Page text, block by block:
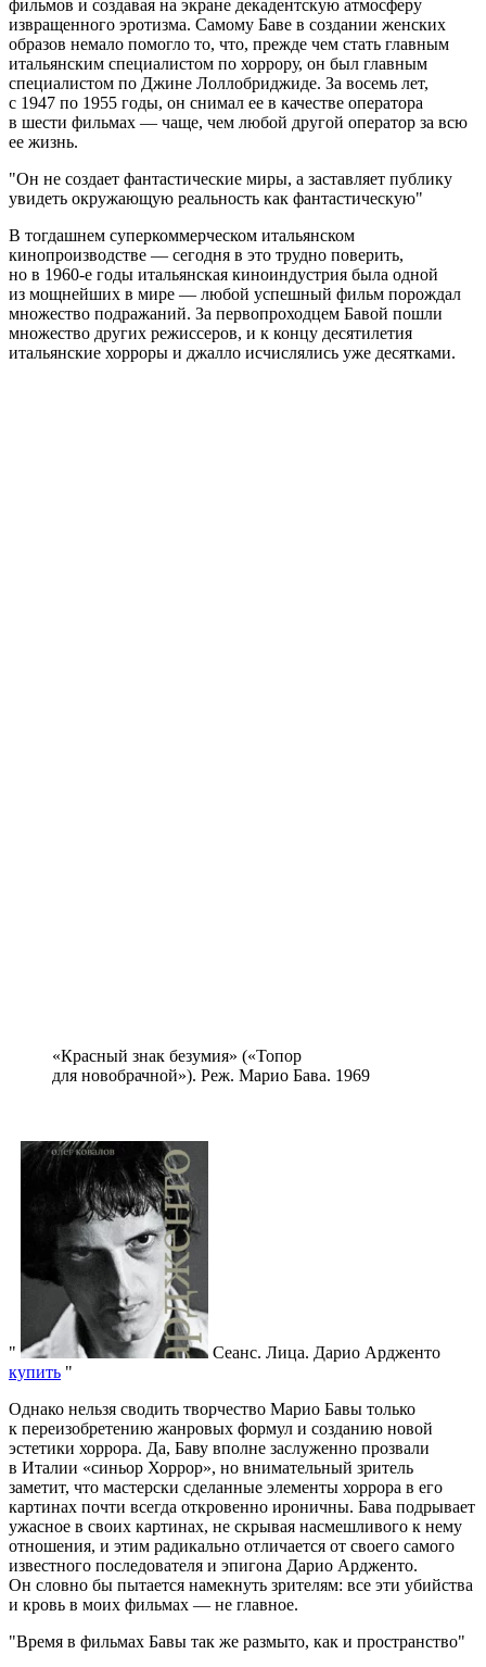
фильмов и создавая на экране декадентскую атмосферу
извращенного эротизма. Самому Баве в создании женских
образов немало помогло то, что, прежде чем стать главным
итальянским специалистом по хоррору, он был главным
специалистом по Джине Лоллобриджиде. За восемь лет,
с 1947 по 1955 годы, он снимал ее в качестве оператора
в шести фильмах — чаще, чем любой другой оператор за всю
ее жизнь.
Он не создает фантастические миры, а заставляет публику
увидеть окружающую реальность как фантастическую
В тогдашнем суперкоммерческом итальянском
кинопроизводстве — сегодня в это трудно поверить,
но в 1960-е годы итальянская киноиндустрия была одной
из мощнейших в мире — любой успешный фильм порождал
множество подражаний. За первопроходцем Бавой пошли
множество других режиссеров, и к концу десятилетия
итальянские хорроры и джалло исчислялись уже десятками.
«Красный знак безумия» («Топор
для новобрачной»). Реж. Марио Бава. 1969
Сеанс. Лица. Дарио Ардженто
купить
Однако нельзя сводить творчество Марио Бавы только
к переизобретению жанровых формул и созданию новой
эстетики хоррора. Да, Баву вполне заслуженно прозвали
в Италии «синьор Хоррор», но внимательный зритель
заметит, что мастерски сделанные элементы хоррора в его
картинах почти всегда откровенно ироничны. Бава подрывает
ужасное в своих картинах, не скрывая насмешливого к нему
отношения, и этим радикально отличается от своего самого
известного последователя и эпигона Дарио Ардженто.
Он словно бы пытается намекнуть зрителям: все эти убийства
и кровь в моих фильмах — не главное.
Время в фильмах Бавы так же размыто, как и пространство